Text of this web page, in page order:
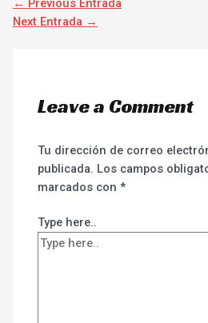
← Previous Entrada
Next Entrada →
Leave a Comment
Tu dirección de correo
publicada. Los campos
marcados con*
Type here..